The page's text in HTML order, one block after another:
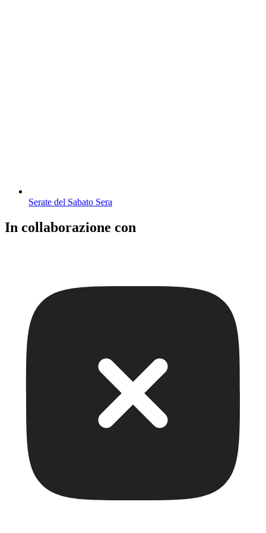
Serate del Sabato Sera
In collaborazione con